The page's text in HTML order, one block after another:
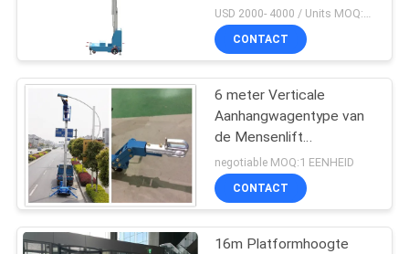
ONGEVEER
ONS
FABRIEKSREIS
KWALITEITSCONTROLE
van de Hoogte
Draagbare Toegang
USD 2000- 4000 / Units MOQ:1 set
CONTACT
6 meter Verticale
Aanhangwagentype van
de Mensenlift
Hydraulisch Lucht het
Werkplatform
negotiable MOQ:1 EENHEID
CONTACT
16m Platformhoogte